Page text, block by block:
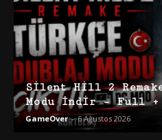
Silent Hill 2
Modu İndir – Full +
GameOver - 6 Ağustos 2026